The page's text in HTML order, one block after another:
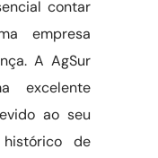
contar
empresa
A AgSur
excelente
ao seu
de